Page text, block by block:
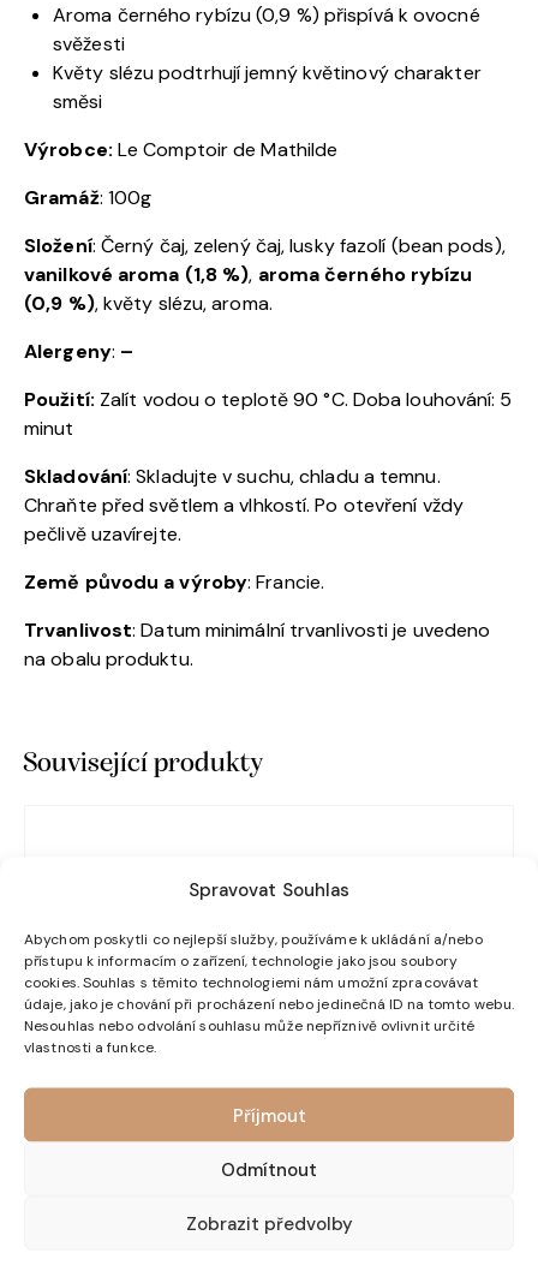
Spravovat Souhlas
Abychom poskytli co nejlepší služby, používáme k ukládání a/nebo
přístupu k informacím o zařízení, technologie jako jsou soubory
cookies. Souhlas s těmito technologiemi nám umožní zpracovávat
údaje, jako je chování při procházení nebo jedinečná ID na tomto webu.
Nesouhlas nebo odvolání souhlasu může nepříznivě ovlivnit určité
vlastnosti a funkce.
Příjmout
Odmítnout
Zobrazit předvolby
Aroma černého rybízu (0,9 %) přispívá k ovocné
svěžesti
Květy slézu podtrhují jemný květinový charakter
směsi
Výrobce: Le Comptoir de Mathilde
Gramáž: 100g
Složení: Černý čaj, zelený čaj, lusky fazolí (bean pods),
vanilkové aroma (1,8 %), aroma černého rybízu
(0,9 %), květy slézu, aroma.
Alergeny: –
Použití: Zalít vodou o teplotě 90 °C. Doba louhování: 5
minut
Skladování: Skladujte v suchu, chladu a temnu.
Chraňte před světlem a vlhkostí. Po otevření vždy
pečlivě uzavírejte.
Země původu a výroby: Francie.
Trvanlivost: Datum minimální trvanlivosti je uvedeno
na obalu produktu.
Související produkty